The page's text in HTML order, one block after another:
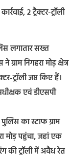
2 ट्रैक्टर-ट्रॉली
लगातार सख्त
ग्राम निगहरा मोड़ क्षेत्र
ट्रॉली जप्त किए हैं।
एवं डीएसपी
का स्टाफ ग्राम
मोड़ पहुंचा, जहां एक
की ट्रॉली में अवैध रेत